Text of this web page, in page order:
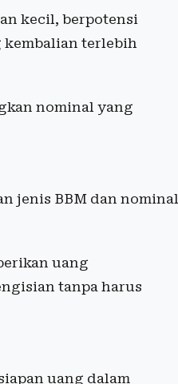
kecil, berpotensi
kembalian terlebih
nominal yang
jenis BBM dan nominal
uang
tanpa harus
uang dalam